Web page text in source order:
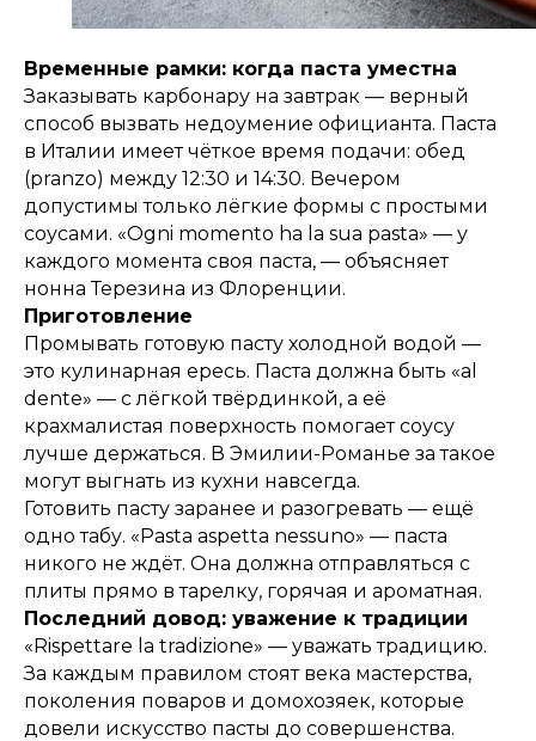
Временные рамки: когда паста уместна
Заказывать карбонару на завтрак — верный
способ вызвать недоумение официанта. Паста
в Италии имеет чёткое время подачи: обед
(pranzo) между 12:30 и 14:30. Вечером
допустимы только лёгкие формы с простыми
соусами. «Ogni momento ha la sua pasta» — у
каждого момента своя паста, — объясняет
нонна Терезина из Флоренции.
Приготовление
Промывать готовую пасту холодной водой —
это кулинарная ересь. Паста должна быть «al
dente» — с лёгкой твёрдинкой, а её
крахмалистая поверхность помогает соусу
лучше держаться. В Эмилии-Романье за такое
могут выгнать из кухни навсегда.
Готовить пасту заранее и разогревать — ещё
одно табу. «Pasta aspetta nessuno» — паста
никого не ждёт. Она должна отправляться с
плиты прямо в тарелку, горячая и ароматная.
Последний довод: уважение к традиции
«Rispettare la tradizione» — уважать традицию.
За каждым правилом стоят века мастерства,
поколения поваров и домохозяек, которые
довели искусство пасты до совершенства.